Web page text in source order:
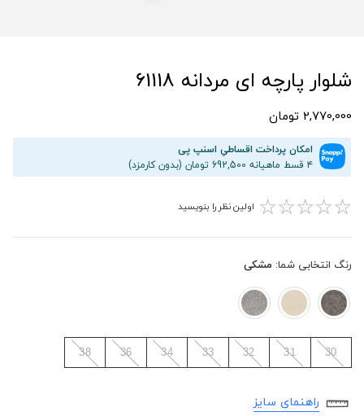
شلوار پارچه ای مردانه 61118
2,770,000 تومان
امکان پرداخت اقساطیِ اسنپ پی
۴ قسط ماهیانه 692,500 تومان (بدون کارمزد)
☆
☆
☆
☆
☆ اولین نظر را بنویسید
رنگ انتخابی شما: مشکی
30
31
32
33
34
36
38
راهنمای سایز